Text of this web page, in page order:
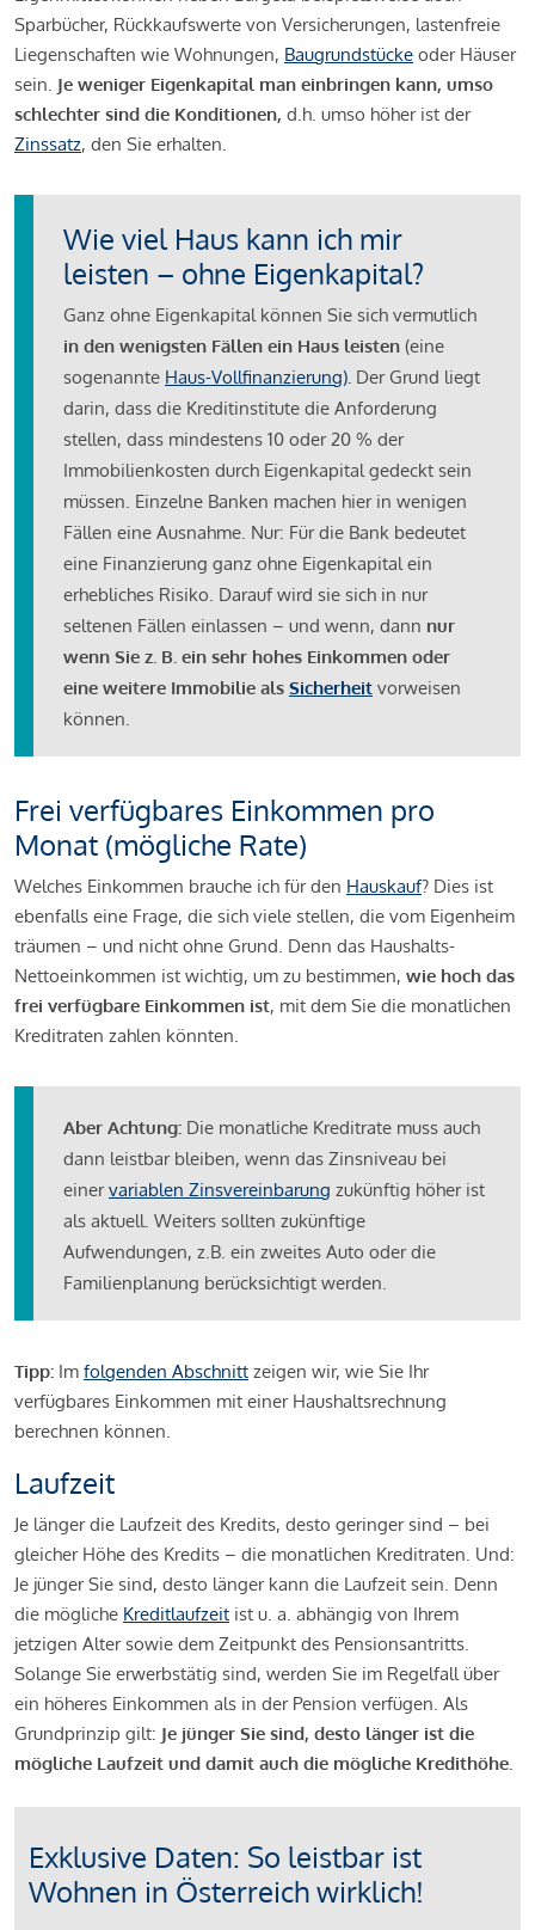
Sparbücher, Rückkaufswerte von Versicherungen, lastenfreie
Liegenschaften wie Wohnungen, Baugrundstücke oder Häuser
sein. Je weniger Eigenkapital man einbringen kann, umso
schlechter sind die Konditionen, d.h. umso höher ist der
Zinssatz, den Sie erhalten.
Wie viel Haus kann ich mir
leisten – ohne Eigenkapital?
Ganz ohne Eigenkapital können Sie sich vermutlich
in den wenigsten Fällen ein Haus leisten (eine
sogenannte Haus-Vollfinanzierung). Der Grund liegt
darin, dass die Kreditinstitute die Anforderung
stellen, dass mindestens 10 oder 20 % der
Immobilienkosten durch Eigenkapital gedeckt sein
müssen. Einzelne Banken machen hier in wenigen
Fällen eine Ausnahme. Nur: Für die Bank bedeutet
eine Finanzierung ganz ohne Eigenkapital ein
erhebliches Risiko. Darauf wird sie sich in nur
seltenen Fällen einlassen – und wenn, dann nur
wenn Sie z. B. ein sehr hohes Einkommen oder
eine weitere Immobilie als Sicherheit vorweisen
können.
Frei verfügbares Einkommen pro
Monat (mögliche Rate)
Welches Einkommen brauche ich für den Hauskauf? Dies ist
ebenfalls eine Frage, die sich viele stellen, die vom Eigenheim
träumen – und nicht ohne Grund. Denn das Haushalts-
Nettoeinkommen ist wichtig, um zu bestimmen, wie hoch das
frei verfügbare Einkommen ist, mit dem Sie die monatlichen
Kreditraten zahlen könnten.
Aber Achtung: Die monatliche Kreditrate muss auch
dann leistbar bleiben, wenn das Zinsniveau bei
einervariablen Zinsvereinbarung zukünftig höher ist
als aktuell. Weiters sollten zukünftige
Aufwendungen, z.B. ein zweites Auto oder die
Familienplanung berücksichtigt werden.
Tipp: Im folgenden Abschnitt zeigen wir, wie Sie Ihr
verfügbares Einkommen mit einer Haushaltsrechnung
berechnen können.
Laufzeit
Je länger die Laufzeit des Kredits, desto geringer sind – bei
gleicher Höhe des Kredits – die monatlichen Kreditraten. Und:
Je jünger Sie sind, desto länger kann die Laufzeit sein. Denn
die mögliche Kreditlaufzeit ist u. a. abhängig von Ihrem
jetzigen Alter sowie dem Zeitpunkt des Pensionsantritts.
Solange Sie erwerbstätig sind, werden Sie im Regelfall über
ein höheres Einkommen als in der Pension verfügen. Als
Grundprinzip gilt: Je jünger Sie sind, desto länger ist die
mögliche Laufzeit und damit auch die mögliche Kredithöhe.
Exklusive Daten: So leistbar ist
Wohnen in Österreich wirklich!